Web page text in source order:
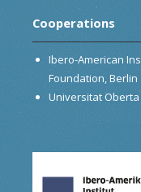
Cooperations
Ibero-American
Foundation, Berlin
Universitat